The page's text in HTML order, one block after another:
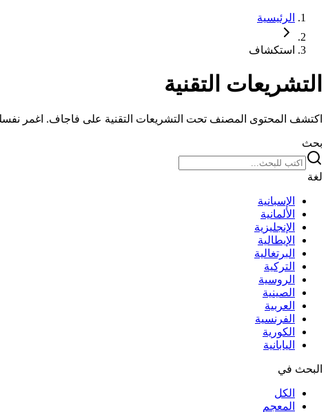
الرئيسية
استكشاف
التشريعات التقنية
اكتشف المحتوى المصنف تحت التشريعات التقنية على فاجاف. اغمر
بحث
لغة
الإسبانية
الألمانية
الإنجليزية
الإيطالية
البرتغالية
التركية
الروسية
الصينية
العربية
الفرنسية
الكورية
اليابانية
البحث في
الكل
المعجم